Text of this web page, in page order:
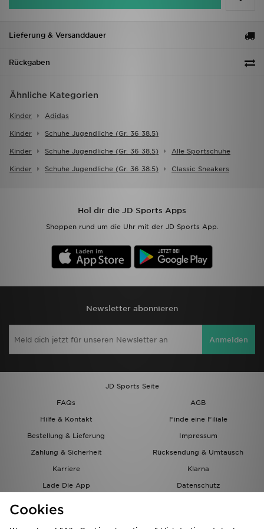
Lieferung & Versanddauer
Rückgaben
Ähnliche Kategorien
Kinder Adidas
Kinder Schuhe Jugendliche (gr. 36 38.5)
Kinder Schuhe Jugendliche (gr. 36 38.5) Alle Sportschuhe
Kinder Schuhe Jugendliche (gr. 36 38.5) Classic Sneakers
Hol dir die JD Sports Apps
Shoppen rund um die Uhr mit der JD Sports App.
Newsletter abonnieren
Anmelden
JD Sports Seite
FAQs
AGB
Hilfe & Kontakt
Finde eine Filiale
Bestellung & Lieferung
Impressum
Zahlung & Sicherheit
Rücksendung & Umtausch
Karriere
Klarna
Lade Die App
Datenschutz
Cookies